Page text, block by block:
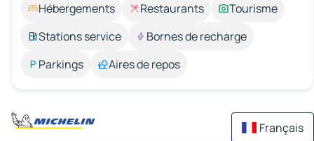
Hébergements Restaurants
Tourisme
Stations service
Bornes de recharge
Parkings
Aires de repos
Français